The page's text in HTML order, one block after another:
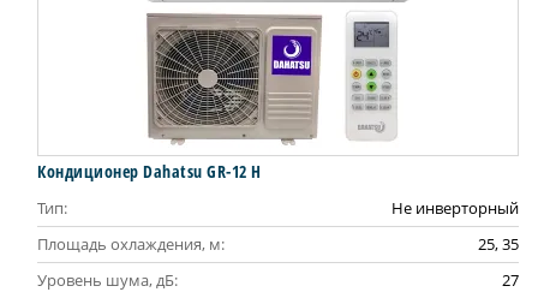
Кондиционер Dahatsu GR-12 H
Тип:
Не инверторный
Площадь охлаждения, м:
25, 35
Уровень шума, дБ:
27